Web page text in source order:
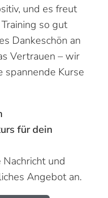
und es freut
so gut
Dankeschön an
Vertrauen – wir
spannende Kurse
für dein
und
Angebot an.